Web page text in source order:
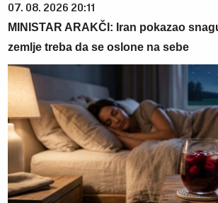
07. 08. 2026 20:11
MINISTAR ARAKČI: Iran pokazao
zemlje treba da se oslone na sebe